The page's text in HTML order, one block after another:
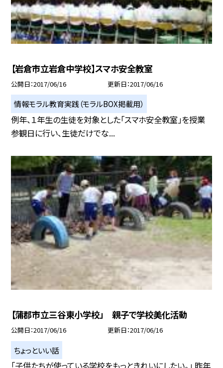
【岩倉市立岩倉中学校】スマホ安全教室
公開日 2017/06/16 更新日 2017/06/16
情報モラル教育実践（モラルBOX掲載用）
例年、１年生の生徒を対象とした「スマホ安全教室」を授業
参観日に行い、生徒だけでな...
【蒲郡市立三谷東小学校」 親子で学校美化活動
公開日 2017/06/16 更新日 2017/06/16
ちょっといい話